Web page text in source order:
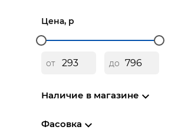
Цена, р
от до
Наличие в магазине
Фасовка